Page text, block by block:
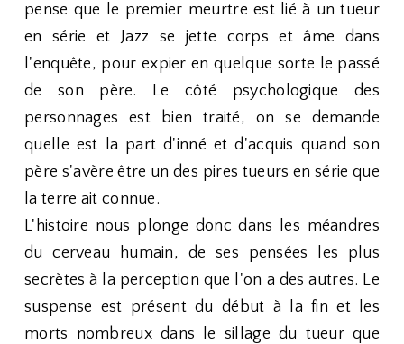
pense que le premier meurtre est lié à un tueur
en série et Jazz se jette corps et âme dans
l'enquête, pour expier en quelque sorte le passé
de son père. Le côté psychologique des
personnages est bien traité, on se demande
quelle est la part d'inné et d'acquis quand son
père s'avère être un des pires tueurs en série que
la terre ait connue.
L'histoire nous plonge donc dans les méandres
du cerveau humain, de ses pensées les plus
secrètes à la perception que l'on a des autres. Le
suspense est présent du début à la fin et les
morts nombreux dans le sillage du tueur que